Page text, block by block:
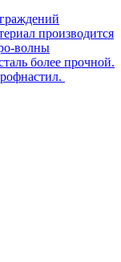
производится
волны
более прочной.